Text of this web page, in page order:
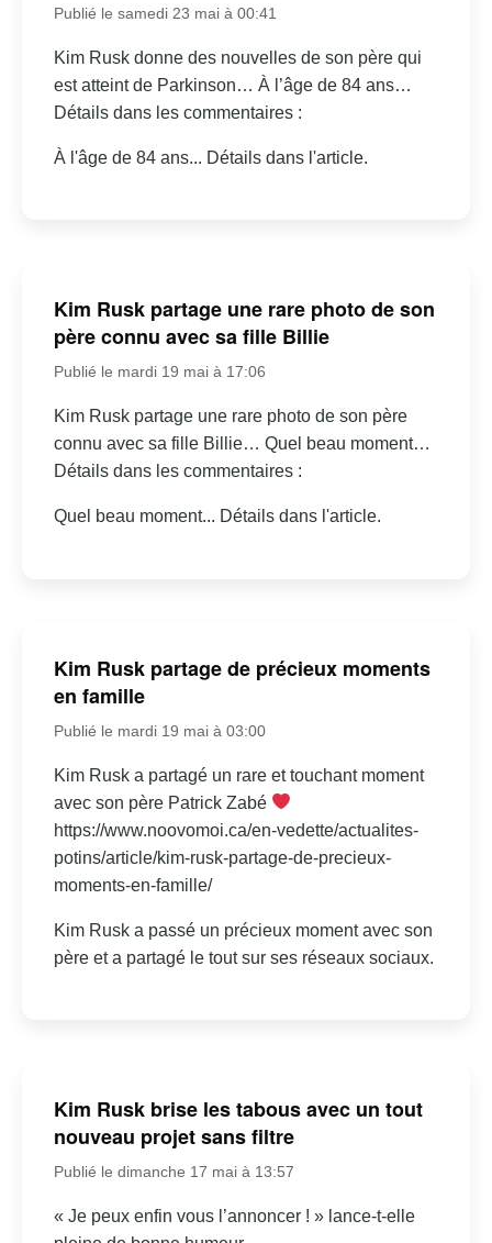
Publié le samedi 23 mai à 00:41
Kim Rusk donne des nouvelles de son père qui
est atteint de Parkinson… À l’âge de 84 ans…
Détails dans les commentaires :
À l'âge de 84 ans... Détails dans l'article.
Kim Rusk partage une rare photo de son
père connu avec sa fille Billie
Publié le mardi 19 mai à 17:06
Kim Rusk partage une rare photo de son père
connu avec sa fille Billie… Quel beau moment…
Détails dans les commentaires :
Quel beau moment... Détails dans l'article.
Kim Rusk partage de précieux moments
en famille
Publié le mardi 19 mai à 03:00
Kim Rusk a partagé un rare et touchant moment
avec son père Patrick Zabé
https://www.noovomoi.ca/en-vedette/actualites-
potins/article/kim-rusk-partage-de-precieux-
moments-en-famille/
Kim Rusk a passé un précieux moment avec son
père et a partagé le tout sur ses réseaux sociaux.
Kim Rusk brise les tabous avec un tout
nouveau projet sans filtre
Publié le dimanche 17 mai à 13:57
« Je peux enfin vous l’annoncer ! » lance-t-elle